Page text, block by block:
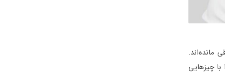
مانده‌اند.
ما می‌مانند. شما می‌توانید هنگام یادگیری لغات کتاب 504 آن‌ها را با چیزهایی